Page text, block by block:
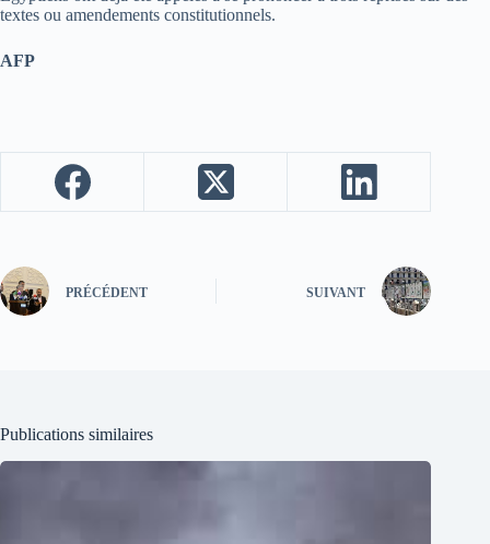
textes ou amendements constitutionnels.
AFP
PRÉCÉDENT SUIVANT
Publications similaires